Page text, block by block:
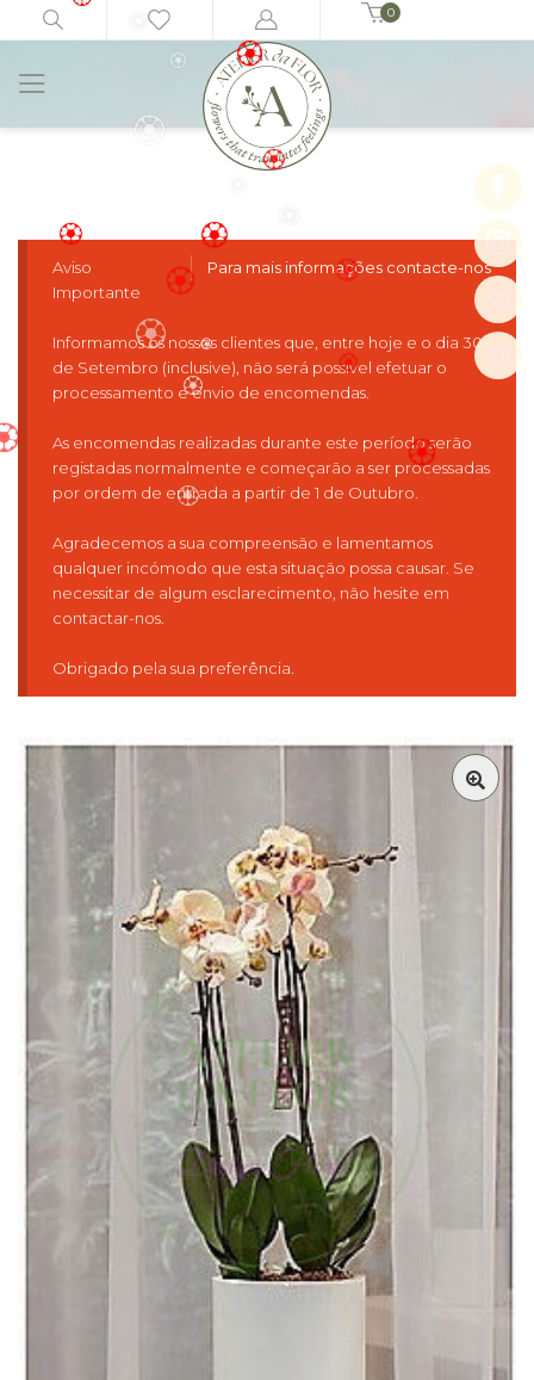
0
Início Plantas/Orquídeas PhalaWhite
Para mais informações contacte-nos
Aviso
Importante
Informamos os nossos clientes que, entre hoje e o dia 30
de Setembro (inclusive), não será possível efetuar o
processamento e envio de encomendas.
As encomendas realizadas durante este período serão
registadas normalmente e começarão a ser processadas
por ordem de entrada a partir de 1 de Outubro.
Agradecemos a sua compreensão e lamentamos
qualquer incómodo que esta situação possa causar. Se
necessitar de algum esclarecimento, não hesite em
contactar-nos.
Obrigado pela sua preferência.
🏵️
🏵️
🏵️
🏵️
🏵️ 🏵️
🏵️
🏵️